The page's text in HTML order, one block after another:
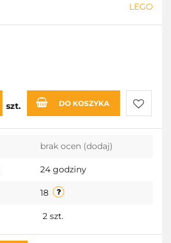
LEGO
szt. DO KOSZYKA
Do
brak ocen (dodaj)
24 godziny
18
2 szt.